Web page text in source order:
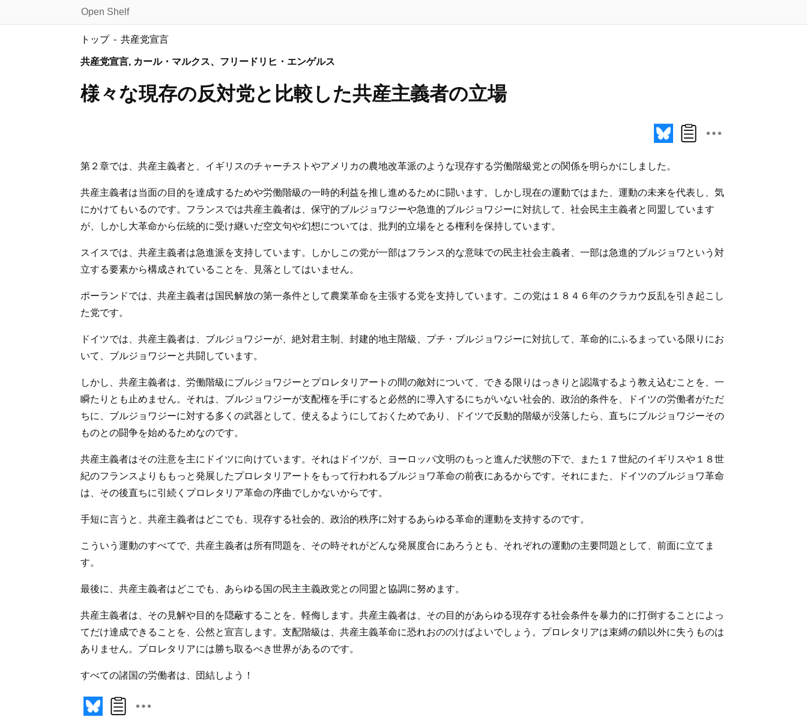
Open Shelf
トップ 共産党宣言
共産党宣言, カール・マルクス、フリードリヒ・エンゲルス
様々な現存の反対党と比較した共産主義者の立場
第２章では、共産主義者と、イギリスのチャーチストやアメリカの農地改革派のような現存する労働階級党との関係を明らかにしました。
共産主義者は当面の目的を達成するためや労働階級の一時的利益を推し進めるために闘います。しかし現在の運動ではまた、運動の未来を代表し、気
にかけてもいるのです。フランスでは共産主義者は、保守的ブルジョワジーや急進的ブルジョワジーに対抗して、社会民主主義者と同盟しています
が、しかし大革命から伝統的に受け継いだ空文句や幻想については、批判的立場をとる権利を保持しています。
スイスでは、共産主義者は急進派を支持しています。しかしこの党が一部はフランス的な意味での民主社会主義者、一部は急進的ブルジョワという対
立する要素から構成されていることを、見落としてはいません。
ポーランドでは、共産主義者は国民解放の第一条件として農業革命を主張する党を支持しています。この党は１８４６年のクラカウ反乱を引き起こし
た党です。
ドイツでは、共産主義者は、ブルジョワジーが、絶対君主制、封建的地主階級、プチ・ブルジョワジーに対抗して、革命的にふるまっている限りにお
いて、ブルジョワジーと共闘しています。
しかし、共産主義者は、労働階級にブルジョワジーとプロレタリアートの間の敵対について、できる限りはっきりと認識するよう教え込むことを、一
瞬たりとも止めません。それは、ブルジョワジーが支配権を手にすると必然的に導入するにちがいない社会的、政治的条件を、ドイツの労働者がただ
ちに、ブルジョワジーに対する多くの武器として、使えるようにしておくためであり、ドイツで反動的階級が没落したら、直ちにブルジョワジーその
ものとの闘争を始めるためなのです。
共産主義者はその注意を主にドイツに向けています。それはドイツが、ヨーロッパ文明のもっと進んだ状態の下で、また１７世紀のイギリスや１８世
紀のフランスよりももっと発展したプロレタリアートをもって行われるブルジョワ革命の前夜にあるからです。それにまた、ドイツのブルジョワ革命
は、その後直ちに引続くプロレタリア革命の序曲でしかないからです。
手短に言うと、共産主義者はどこでも、現存する社会的、政治的秩序に対するあらゆる革命的運動を支持するのです。
こういう運動のすべてで、共産主義者は所有問題を、その時それがどんな発展度合にあろうとも、それぞれの運動の主要問題として、前面に立てま
す。
最後に、共産主義者はどこでも、あらゆる国の民主主義政党との同盟と協調に努めます。
共産主義者は、その見解や目的を隠蔽することを、軽侮します。共産主義者は、その目的があらゆる現存する社会条件を暴力的に打倒することによっ
てだけ達成できることを、公然と宣言します。支配階級は、共産主義革命に恐れおののけばよいでしょう。プロレタリアは束縛の鎖以外に失うものは
ありません。プロレタリアには勝ち取るべき世界があるのです。
すべての諸国の労働者は、団結しよう！